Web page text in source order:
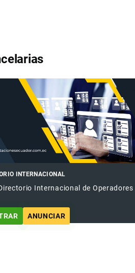
INTERNACIONAL
Internacional de Operadores
ANUNCIAR